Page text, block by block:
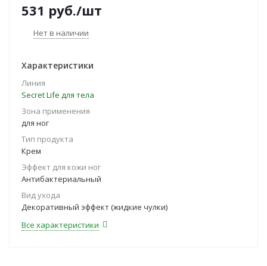
531 руб./шт
Нет в наличии
Характеристики
Линия
Secret Life для тела
Зона применения
для ног
Тип продукта
Крем
Эффект для кожи ног
Антибактериальный
Вид ухода
Декоративный эффект (жидкие чулки)
Все характеристики